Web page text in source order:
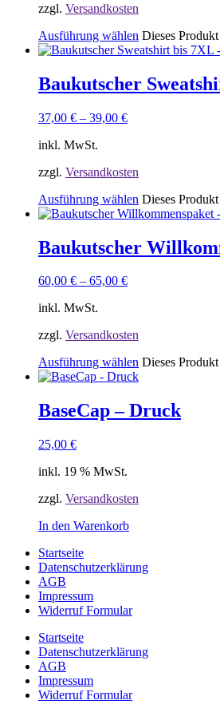
zzgl. Versandkosten
Ausführung wählen Dieses
Baukutscher
37,00 € – 39,00 €
inkl. MwSt.
zzgl. Versandkosten
Ausführung wählen Dieses
Baukutscher
60,00 € – 65,00 €
inkl. MwSt.
zzgl. Versandkosten
Ausführung wählen Dieses
BaseCap – Druck
25,00 €
inkl. 19 % MwSt.
zzgl. Versandkosten
In den Warenkorb
Startseite
Datenschutzerklärung
AGB
Impressum
Widerruf Formular
Startseite
Datenschutzerklärung
AGB
Impressum
Widerruf Formular